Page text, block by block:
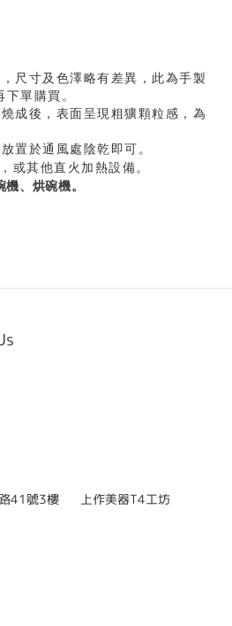
尺寸及色澤略有差異，此為手製
單購買。
成後，表面呈現粗獷顆粒感，為
置於通風處陰乾即可。
或其他直火加熱設備。
、烘碗機。
路41號3樓 上作美器T4工坊